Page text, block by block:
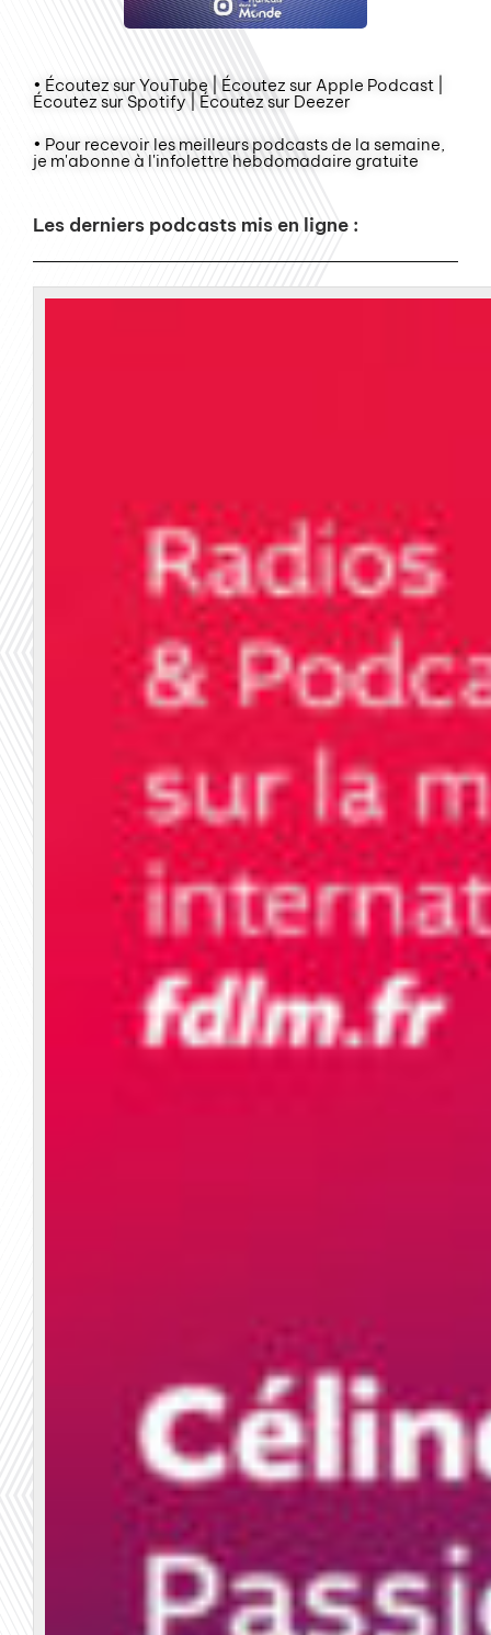
• Écoutez sur YouTube | Écoutez sur Apple Podcast |
Écoutez sur Spotify | Écoutez sur Deezer
• Pour recevoir les meilleurs podcasts de la semaine,
je m'abonne à l'infolettre hebdomadaire gratuite
Les derniers podcasts mis en ligne :